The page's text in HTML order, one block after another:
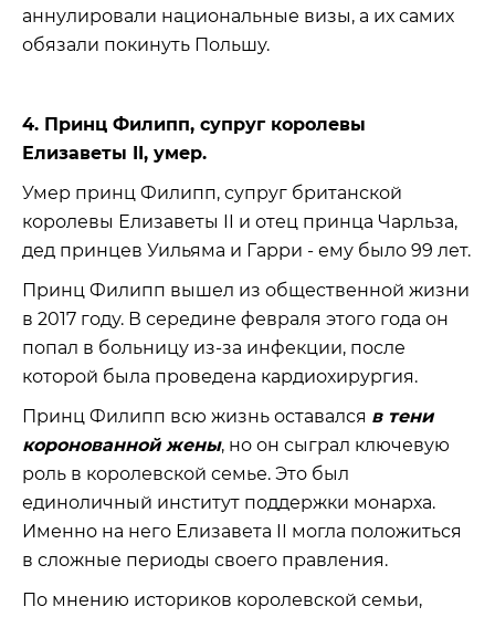
аннулировали национальные визы, а их самих
обязали покинуть Польшу.
4. Принц Филипп, супруг королевы
Елизаветы II, умер.
Умер принц Филипп, супруг британской
королевы Елизаветы II и отец принца Чарльза,
дед принцев Уильяма и Гарри - ему было 99 лет.
Принц Филипп вышел из общественной жизни
в 2017 году. В середине февраля этого года он
попал в больницу из-за инфекции, после
которой была проведена кардиохирургия.
Принц Филипп всю жизнь оставался в тени
коронованной жены, но он сыграл ключевую
роль в королевской семье. Это был
единоличный институт поддержки монарха.
Именно на него Елизавета II могла положиться
в сложные периоды своего правления.
По мнению историков королевской семьи,